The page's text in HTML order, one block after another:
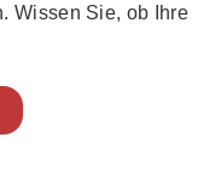
Wissen Sie, ob Ihre